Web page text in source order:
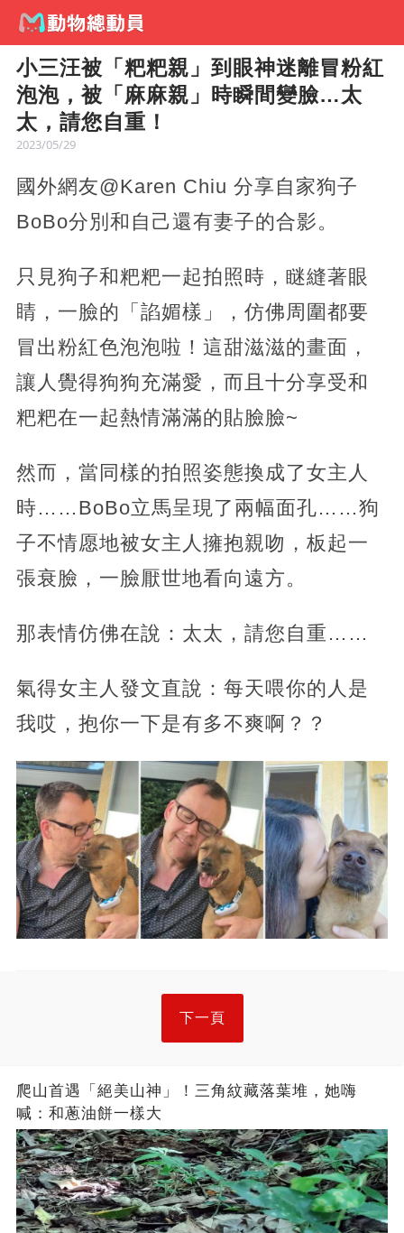
小三汪被「粑粑親」到眼神迷離冒粉紅
泡泡，被「麻麻親」時瞬間變臉…太
太，請您自重！
2023/05/29
國外網友@Karen Chiu 分享自家狗子
BoBo分別和自己還有妻子的合影。
只見狗子和粑粑一起拍照時，瞇縫著眼
睛，一臉的「諂媚樣」，仿佛周圍都要
冒出粉紅色泡泡啦！這甜滋滋的畫面，
讓人覺得狗狗充滿愛，而且十分享受和
粑粑在一起熱情滿滿的貼臉臉~
然而，當同樣的拍照姿態換成了女主人
時……BoBo立馬呈現了兩幅面孔……狗
子不情愿地被女主人擁抱親吻，板起一
張衰臉，一臉厭世地看向遠方。
那表情仿佛在說：太太，請您自重……
氣得女主人發文直說：每天喂你的人是
我哎，抱你一下是有多不爽啊？？
下一頁
爬山首遇「絕美山神」！三角紋藏落葉堆，她嗨
喊：和蔥油餅一樣大